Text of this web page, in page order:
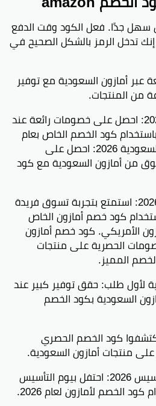
تتغير بانتظام وتقدر تطلع عليها
في نشرة العروض أو
على وسائل التواصل.
قيمة المنتجات اللي تشتريها
إذا كان إجمالي المشتريات هو 100 ريال، فـ 4% من
عبر أمازون مع العروض
تقدمها باستمرار.
فيسبوك تويتر
سهل جدًا. فعل الكود وقت الدفع
تدخل الرمز بالشكل الصحيح في
عبر أمازون السعودية مع توفير
من المنتجات.
كود خصم أمازون مصر 2026: احصل على خصومات رائعة عند
كود الخصم الخاص بعام
2026. كود خصم أمازون السعودية 2026: احصل على
من أمازون السعودية مع كود
كود خصم أمازون أمريكا 2026: استمتع بتجربة تسوق فريدة
كود خصم أمازون الخاص
أمازون الأمريكي. كود خصم أمازون
الحصرية على منتجات
المميز.
لأول طلب: حقق توفير كبير عند
السعودية بكود الخصم
كود الخصم الحصري
منتجات أمازون السعودية.
كود خصم أمازون يوم التأسيس 2026: احتفل بيوم التأسيس
الخصم لأمازون لعام 2026.